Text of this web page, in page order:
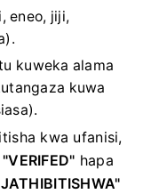
eneo, jiji,
kuweka alama
kuwa
kwa ufanisi,
"VERIFED" hapa